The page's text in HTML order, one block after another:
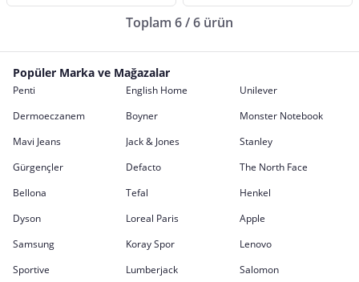
Toplam 6 / 6 ürün
Popüler Marka ve Mağazalar
Penti English Home
Unilever
Dermoeczanem
Boyner
Monster Notebook
Mavi Jeans
Jack & Jones
Stanley
Gürgençler
Defacto
The North Face
Bellona
Tefal
Henkel
Dyson
Loreal Paris
Apple
Samsung
Koray Spor
Lenovo
Sportive
Lumberjack Salomon